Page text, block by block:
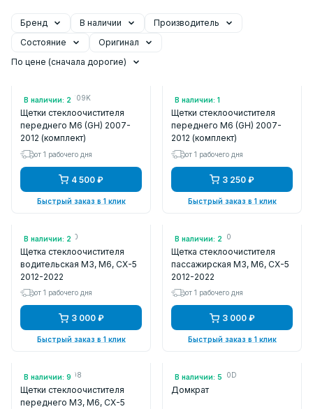
Бренд В наличии
Производитель
Состояние
Оригинал
По цене (сначала дорогие)
В наличии: 2
Арт.: GSFB673309K
Щетки стеклоочистителя
переднего M6 (GH) 2007-
2012 (комплект)
от 1 рабочего дня
4 500 ₽
Быстрый заказ в 1 клик
В наличии: 1
Арт.: 119760
Щетки стеклоочистителя
переднего M6 (GH) 2007-
2012 (комплект)
от 1 рабочего дня
3 250 ₽
Быстрый заказ в 1 клик
В наличии: 2
Арт.: KA1F67330
Щетка стеклоочистителя
водительская M3, M6, CX-5
2012-2022
от 1 рабочего дня
3 000 ₽
Быстрый заказ в 1 клик
В наличии: 2
Арт.: KD5367330
Щетка стеклоочистителя
пассажирская M3, M6, CX-5
2012-2022
от 1 рабочего дня
3 000 ₽
Быстрый заказ в 1 клик
В наличии: 9
Арт.: 3397118908
Щетки стеклоочистителя
переднего M3, M6, CX-5
В наличии: 5
Арт.: LC6237790D
Домкрат